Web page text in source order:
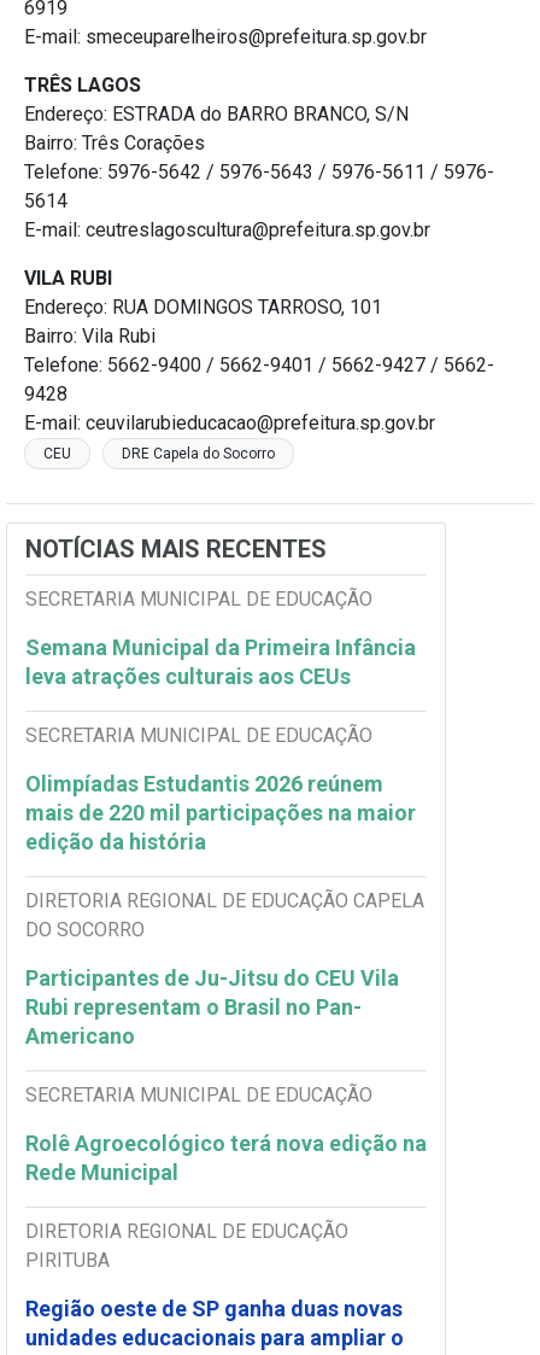
6919
E-mail: smeceuparelheiros@prefeitura.sp.gov.br
TRÊS LAGOS
Endereço: ESTRADA do BARRO BRANCO, S/N
Bairro: Três Corações
Telefone: 5976-5642 / 5976-5643 / 5976-5611 / 5976-
5614
E-mail: ceutreslagoscultura@prefeitura.sp.gov.br
VILA RUBI
Endereço: RUA DOMINGOS TARROSO, 101
Bairro: Vila Rubi
Telefone: 5662-9400 / 5662-9401 / 5662-9427 / 5662-
9428
E-mail: ceuvilarubieducacao@prefeitura.sp.gov.br
CEU DRE Capela do Socorro
NOTÍCIAS MAIS RECENTES
SECRETARIA MUNICIPAL DE EDUCAÇÃO
Semana Municipal da Primeira Infância
leva atrações culturais aos CEUs
SECRETARIA MUNICIPAL DE EDUCAÇÃO
Olimpíadas Estudantis 2026 reúnem
mais de 220 mil participações na maior
edição da história
DIRETORIA REGIONAL DE EDUCAÇÃO CAPELA
DO SOCORRO
Participantes de Ju-Jitsu do CEU Vila
Rubi representam o Brasil no Pan-
Americano
SECRETARIA MUNICIPAL DE EDUCAÇÃO
Rolê Agroecológico terá nova edição na
Rede Municipal
DIRETORIA REGIONAL DE EDUCAÇÃO
PIRITUBA
Região oeste de SP ganha duas novas
unidades educacionais para ampliar o